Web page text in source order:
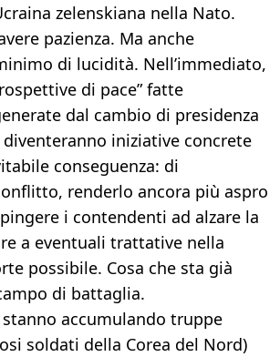
zelenskiana nella Nato.
pazienza. Ma anche
di lucidità. Nell’immediato,
di pace” fatte
dal cambio di presidenza
iniziative concrete
conseguenza: di
renderlo ancora più aspro
i contendenti ad alzare la
a eventuali trattative nella
possibile. Cosa che sta già
di battaglia.
accumulando truppe
soldati della Corea del Nord)